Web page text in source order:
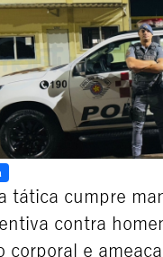
tática cumpre
contra
corporal e